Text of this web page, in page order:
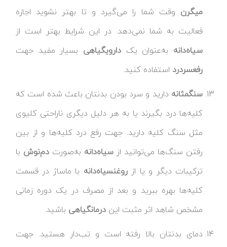
میگرن وقت شما را می‌گیرد و تا بهتر نشوید اجازه
فعالیت به شما نمی‌دهد. در این شرایط بهتر است از
سیاه‌دانه به‌عنوان یک دارویگیاهی بسیار مفید جهت
رفعسردرد استفاده کنید.
سنگمثانه دارید و سرد بودن بدنتان باعث شده است که
کلیه‌ها درد بگیرند یا به هر دلیل دیگری ناراحتی کلیوی
مثل سنگ کلیه دارید. جهت رفع درد کلیه‌ها و از بین
رفتن سنگ‌ها می‌توانید از سیاه‌دانه به‌صورت دم‌نوش با
ترکیبات دیگر و یا ازروغنسیاه‌دانه با ماساژ در قسمت
کلیه‌ها بهره ببرید و بعد از مصرف در یک دوره زمانی
مشخص شاهد اثر مثبت این درمانگیاهی باشید.
دمای بدنتان بالا رفته است و تب‌دار هستید. جهت